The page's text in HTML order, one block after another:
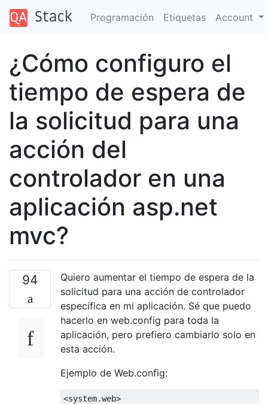
Programación Etiquetas Account
¿Cómo configuro el
tiempo de espera de
la solicitud para una
acción del
controlador en una
aplicación asp.net
mvc?
94
Quiero aumentar el tiempo de espera de la
solicitud para una acción de controlador
específica en mi aplicación. Sé que puedo
hacerlo en web.config para toda la
aplicación, pero prefiero cambiarlo solo en
esta acción.
Ejemplo de Web.config:
<system.web>